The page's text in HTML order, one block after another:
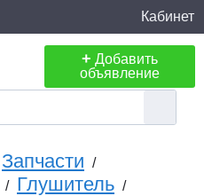
Кабинет
+ Добавить
объявление
Запчасти /
/ Глушитель /